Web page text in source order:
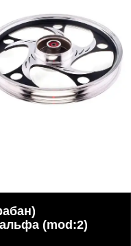
(mod:2)